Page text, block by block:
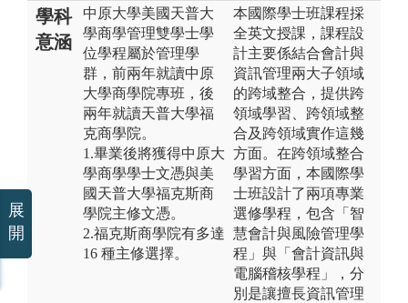
學科
意涵
中原大學美國天普大
學商學管理雙學士學
位學程屬於管理學
群，前兩年就讀中原
大學商學院專班，後
兩年就讀天普大學福
克商學院。
1.畢業後將獲得中原大
學商學學士文憑與美
國天普大學福克斯商
學院主修文憑。
2.福克斯商學院有多達
16 種主修選擇。
本國際學士班課程採
全英文授課，課程設
計主要係結合會計與
資訊管理兩大子領域
的跨域整合，提供跨
領域學習、跨領域整
合及跨領域實作這幾
方面。在跨領域整合
學習方面，本國際學
士班設計了兩項專業
選修學程，包含「智
慧會計與風險管理學
程」與「會計資訊與
電腦稽核學程」，分
別是讓擅長資訊管理
展
開